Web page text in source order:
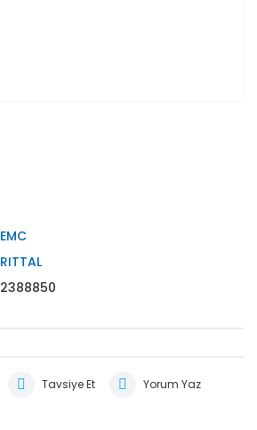
EMC
RITTAL
2388850
Tavsiye Et Yorum Yaz